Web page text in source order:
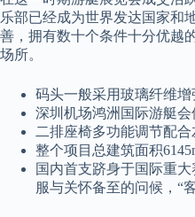
乐部已经成为世界发达国家和
善，拥有数十个条件十分优越
场所。
码头一般采用玻璃纤维
深圳机场鸿洲国际游艇
二排座椅多功能调节配
整个项目总建筑面积
国内首支跻身于国际重
服与关怀备至的问候，“